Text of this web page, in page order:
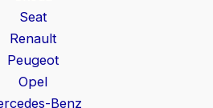
Seat
Renault
Peugeot
Opel
Benz